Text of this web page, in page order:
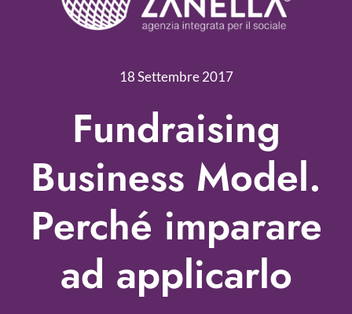
Servizi
Nonprofit Blog
Fundraising Academy
Multimedia
Come contattarci
18 Settembre 2017
Fundraising
Business Model.
Perché imparare
ad applicarlo